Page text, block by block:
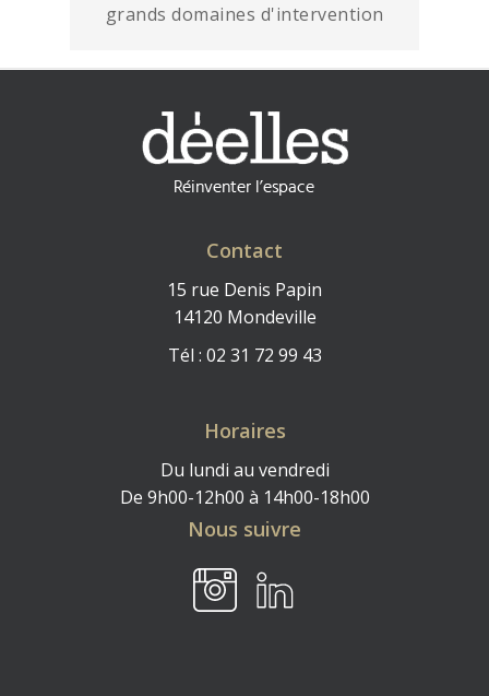
grands domaines d'intervention
Contact
15 rue Denis Papin
14120 Mondeville
Tél : 02 31 72 99 43
Horaires
Du lundi au vendredi
De 9h00-12h00 à 14h00-18h00
Nous suivre